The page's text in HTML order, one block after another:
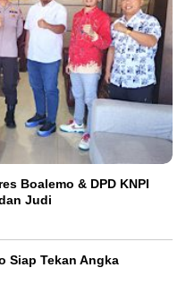
Boalemo & DPD KNPI
Judi
Siap Tekan Angka